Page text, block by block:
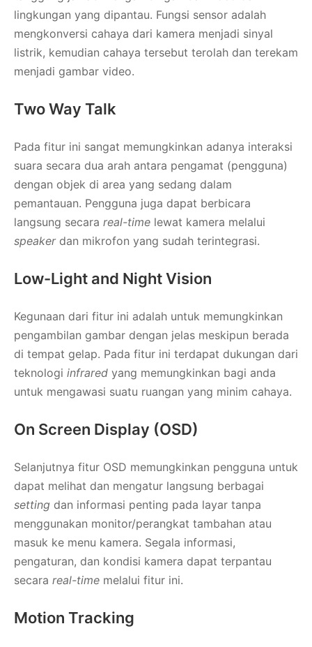
lingkungan yang dipantau. Fungsi sensor adalah
mengkonversi cahaya dari kamera menjadi sinyal
listrik, kemudian cahaya tersebut terolah dan terekam
menjadi gambar video.
Two Way Talk
Pada fitur ini sangat memungkinkan adanya interaksi
suara secara dua arah antara pengamat (pengguna)
dengan objek di area yang sedang dalam
pemantauan. Pengguna juga dapat berbicara
langsung secara real-time lewat kamera melalui
speakerdan mikrofon yang sudah terintegrasi.
Low-Light and Night Vision
Kegunaan dari fitur ini adalah untuk memungkinkan
pengambilan gambar dengan jelas meskipun berada
di tempat gelap. Pada fitur ini terdapat dukungan dari
teknologi infrared yang memungkinkan bagi anda
untuk mengawasi suatu ruangan yang minim cahaya.
On Screen Display (OSD)
Selanjutnya fitur OSD memungkinkan pengguna untuk
dapat melihat dan mengatur langsung berbagai
setting dan informasi penting pada layar tanpa
menggunakan monitor/perangkat tambahan atau
masuk ke menu kamera. Segala informasi,
pengaturan, dan kondisi kamera dapat terpantau
secara real-time melalui fitur ini.
Motion Tracking